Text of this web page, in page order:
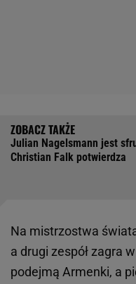
Julian Nagelsmann jest
Christian Falk potwierdza
Na mistrzostwa
a drugi zespół zagra
podejmą Armenki, a